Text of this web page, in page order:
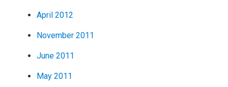
April 2012
November 2011
June 2011
May 2011